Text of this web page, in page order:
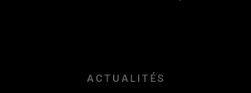
ACTUALITÉS